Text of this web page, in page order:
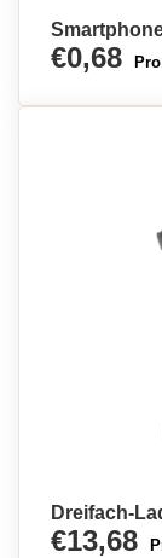
€0,68
Dreifach-
€13,68